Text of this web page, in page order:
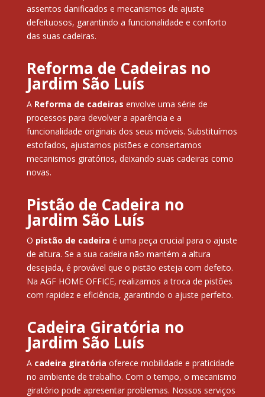
assentos danificados e mecanismos de ajuste
defeituosos, garantindo a funcionalidade e conforto
das suas cadeiras.
Reforma de Cadeiras no
Jardim São Luís
A Reforma de cadeiras envolve uma série de
processos para devolver a aparência e a
funcionalidade originais dos seus móveis. Substituímos
estofados, ajustamos pistões e consertamos
mecanismos giratórios, deixando suas cadeiras como
novas.
Pistão de Cadeira no
Jardim São Luís
O pistão de cadeira é uma peça crucial para o ajuste
de altura. Se a sua cadeira não mantém a altura
desejada, é provável que o pistão esteja com defeito.
Na AGF HOME OFFICE, realizamos a troca de pistões
com rapidez e eficiência, garantindo o ajuste perfeito.
Cadeira Giratória no
Jardim São Luís
A cadeira giratória oferece mobilidade e praticidade
no ambiente de trabalho. Com o tempo, o mecanismo
giratório pode apresentar problemas. Nossos serviços